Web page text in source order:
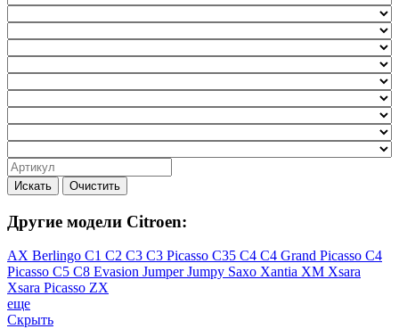
Искать Очистить
Другие модели Citroen:
AX Berlingo C1 C2 C3 C3 Picasso C35 C4 C4 Grand Picasso C4
Picasso C5 C8 Evasion JumperJumpy Saxo Xantia XM Xsara
Xsara Picasso ZX
еще
Скрыть